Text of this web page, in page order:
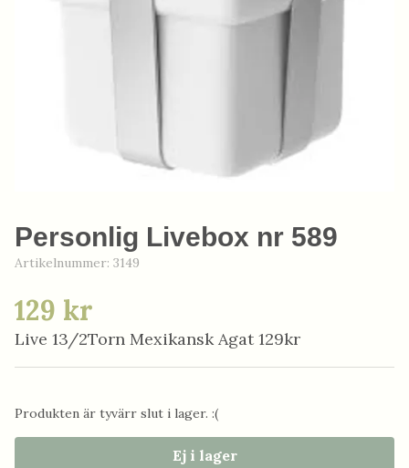
Personlig Livebox nr 589
Artikelnummer: 3149
129 kr
Live 13/2Torn Mexikansk Agat 129kr
Produkten är tyvärr slut i lager. :(
Ej i lager